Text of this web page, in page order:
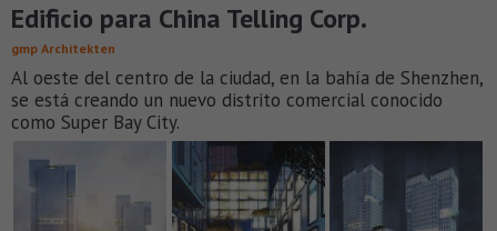
Edificio para China Telling Corp.
gmp Architekten
Al oeste del centro de la ciudad, en la bahía de Shenzhen,
se está creando un nuevo distrito comercial conocido
como Super Bay City.